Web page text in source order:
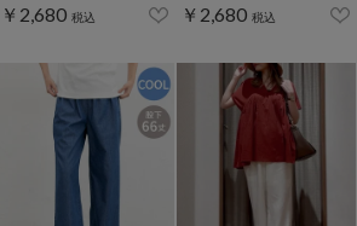
￥2,680 税込 ￥2,680 税込